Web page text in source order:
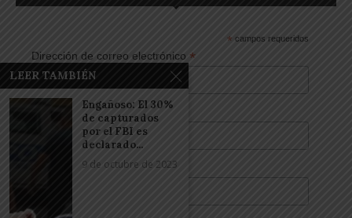
* campos requeridos
Dirección de correo electrónico *
LEER TAMBIÉN
Engañoso: El 30%
de capturados
por el FBI es
declarado...
9 de octubre de 2023